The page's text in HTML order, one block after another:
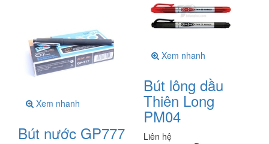
Xem nhanh
Bút nước GP777
Xem nhanh
Bút lông dầu
Thiên Long
PM04
Liên hệ